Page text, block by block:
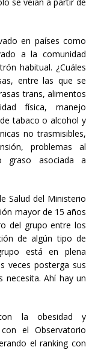
en países como
a la comunidad
habitual. ¿Cuáles
entre las que se
trans, alimentos
física, manejo
tabaco o alcohol y
no trasmisibles,
problemas al
graso asociada a
Salud del Ministerio
mayor de 15 años
del grupo entre los
de algún tipo de
está en plena
veces posterga sus
necesita. Ahí hay un
la obesidad y
el Observatorio
el ranking con